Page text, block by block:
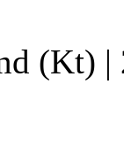
(Kt) |